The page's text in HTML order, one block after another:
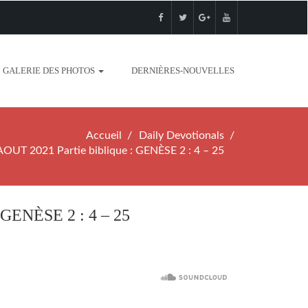
GALERIE DES PHOTOS DERNIÈRES-NOUVELLES
Accueil
Daily Devotionals
2021 Partie biblique : GENÈSE 2 : 4 – 25
2 : 4 – 25